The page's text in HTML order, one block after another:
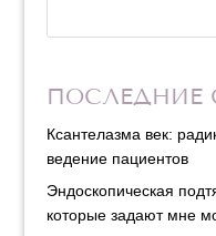
ПОСЛЕДНИЕ
Ксантелазма век:
ведение пациентов
Эндоскопическая
которые задают мне